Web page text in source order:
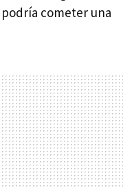
cometer una